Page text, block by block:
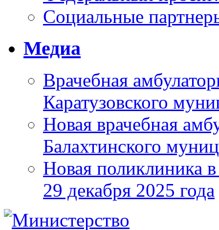
Социальные
Медиа
Врачебная
Каратузовского
Новая врачебная
Балахтинского
Новая поликлиника
29 декабря 2025 года